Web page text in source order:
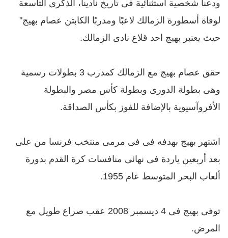
ودعنا شخصية استثنائية فى تاريخ نادينا، الذكرى التاسعة
لوفاة أسطورة الزمالك لاعبًا ومدربًا الكابتن عصام بهيج"
حيث يعتبر بهيج احد قلاع نادى الزمالك.
حقق عصام بهيج مع الزمالك كمدرب 3 بطولات رسمية
وهى بطولة الدورى وبطولة كأس مصر والبطولة
الأفروآسيوية بالإضافة للفوز بكأس الصداقة.
اشتهر بهيج بهدفه فى فى مرمى منتخب فرنسا من على
بعد أربعين ياردة فى نهائى منافسات كرة القدم بدورة
ألعاب البحر المتوسط عام 1955.
توفى بهيج فى 4 ديسمبر 2008 عقب صراع طويل مع
المرض.